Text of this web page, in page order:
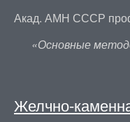
Акад. АМН СССР
«Основные
Желчно-